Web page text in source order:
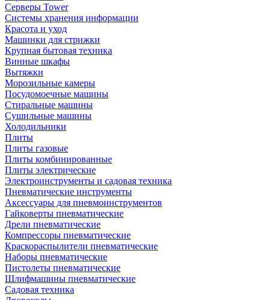
Серверы Tower
Системы хранения информации
Красота и уход
Машинки для стрижки
Крупная бытовая техника
Винные шкафы
Вытяжки
Морозильные камеры
Посудомоечные машины
Стиральные машины
Сушильные машины
Холодильники
Плиты
Плиты газовые
Плиты комбинированные
Плиты электрические
Электроинструменты и садовая техника
Пневматические инструменты
Аксессуары для пневмоинструментов
Гайковерты пневматические
Дрели пневматические
Компрессоры пневматические
Краскораспылители пневматические
Наборы пневматические
Пистолеты пневматические
Шлифмашины пневматические
Садовая техника